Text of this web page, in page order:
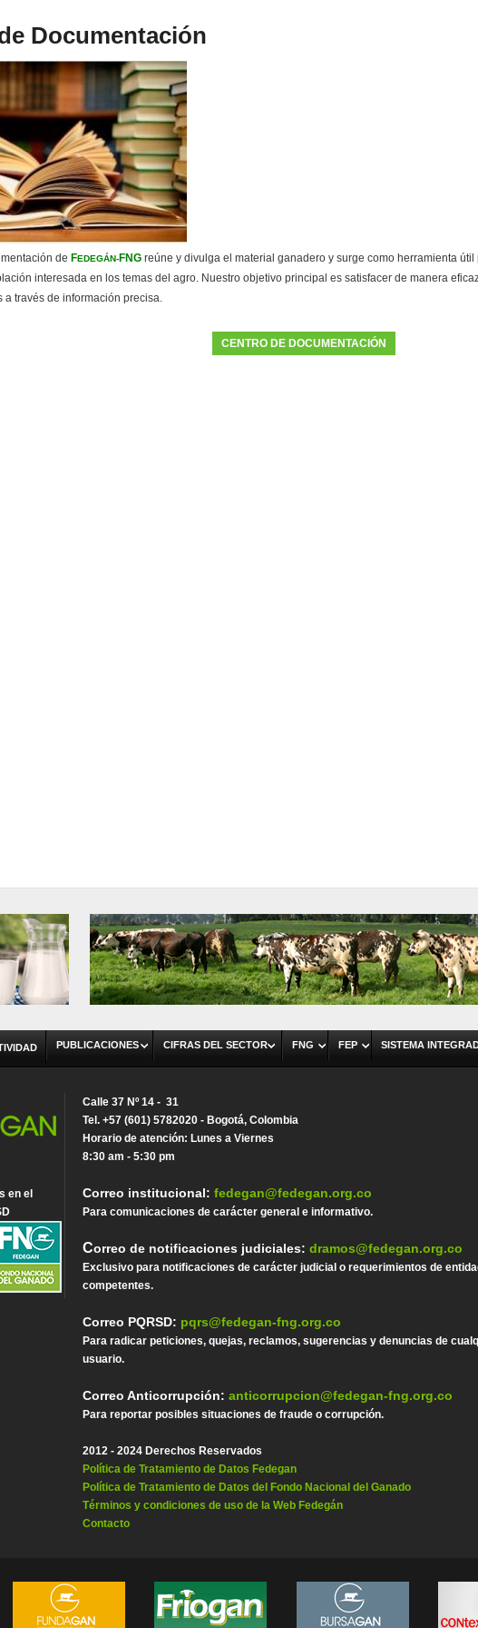
Documentación
deFEDEGÁN-FNG reúne y divulga el material ganadero y surge como herramienta
interesada en los temas del agro. Nuestro objetivo principal es satisfacer de manera
a través de información precisa.
CENTRO DE DOCUMENTACIÓN
PUBLICACIONES CIFRAS DEL SECTOR FNG FEP SISTEMA
en el
Calle 37 Nº 14 - 31
Tel. +57 (601) 5782020 - Bogotá, Colombia
Horario de atención: Lunes a Viernes
8:30 am - 5:30 pm
Correo institucional:fedegan@fedegan.org.co
Para comunicaciones de carácter general e informativo.
Correo de notificaciones judiciales:dramos@fedegan.org.co
Exclusivo para notificaciones de carácter judicial o requerimientos de
competentes.
Correo PQRSD: pqrs@fedegan-fng.org.co
Para radicar peticiones, quejas, reclamos, sugerencias y denuncias de
usuario.
Correo Anticorrupción:anticorrupcion@fedegan-fng.org.co
Para reportar posibles situaciones de fraude o corrupción.
2012 - 2024 Derechos Reservados
Política de Tratamiento de Datos Fedegan
Política de Tratamiento de Datos del Fondo Nacional del Ganado
Términos y condiciones de uso de la Web Fedegán
Contacto